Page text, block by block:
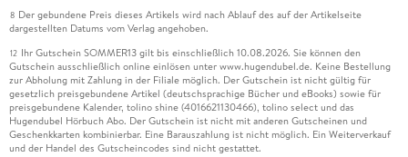
8 Der gebundene Preis dieses Artikels wird nach Ablauf des auf der Artikelseite
dargestellten Datums vom Verlag angehoben.
12 Ihr Gutschein SOMMER13 gilt bis einschließlich 10.08.2026. Sie können den
Gutschein ausschließlich online einlösen unter www.hugendubel.de. Keine Bestellung
zur Abholung mit Zahlung in der Filiale möglich. Der Gutschein ist nicht gültig für
gesetzlich preisgebundene Artikel (deutschsprachige Bücher und eBooks) sowie für
preisgebundene Kalender, tolino shine (4016621130466), tolino select und das
Hugendubel Hörbuch Abo. Der Gutschein ist nicht mit anderen Gutscheinen und
Geschenkkarten kombinierbar. Eine Barauszahlung ist nicht möglich. Ein Weiterverkauf
und der Handel des Gutscheincodes sind nicht gestattet.